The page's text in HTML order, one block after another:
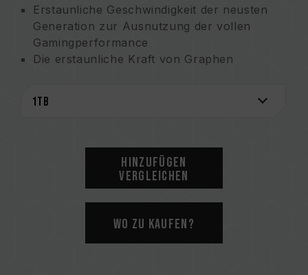
Erstaunliche Geschwindigkeit der neusten
Generation zur Ausnutzung der vollen
Gamingperformance
Die erstaunliche Kraft von Graphen
Konkrete Maßnahmen zum Schutz der
Überwachungssystem
Qualitätsservice für die Sicherheit der
Benutzer
US-Erfindungspatent (Zertifikat Nr.:
US11051392B2)
Hinzufügen
Vergleichen
Wo zu kaufen?